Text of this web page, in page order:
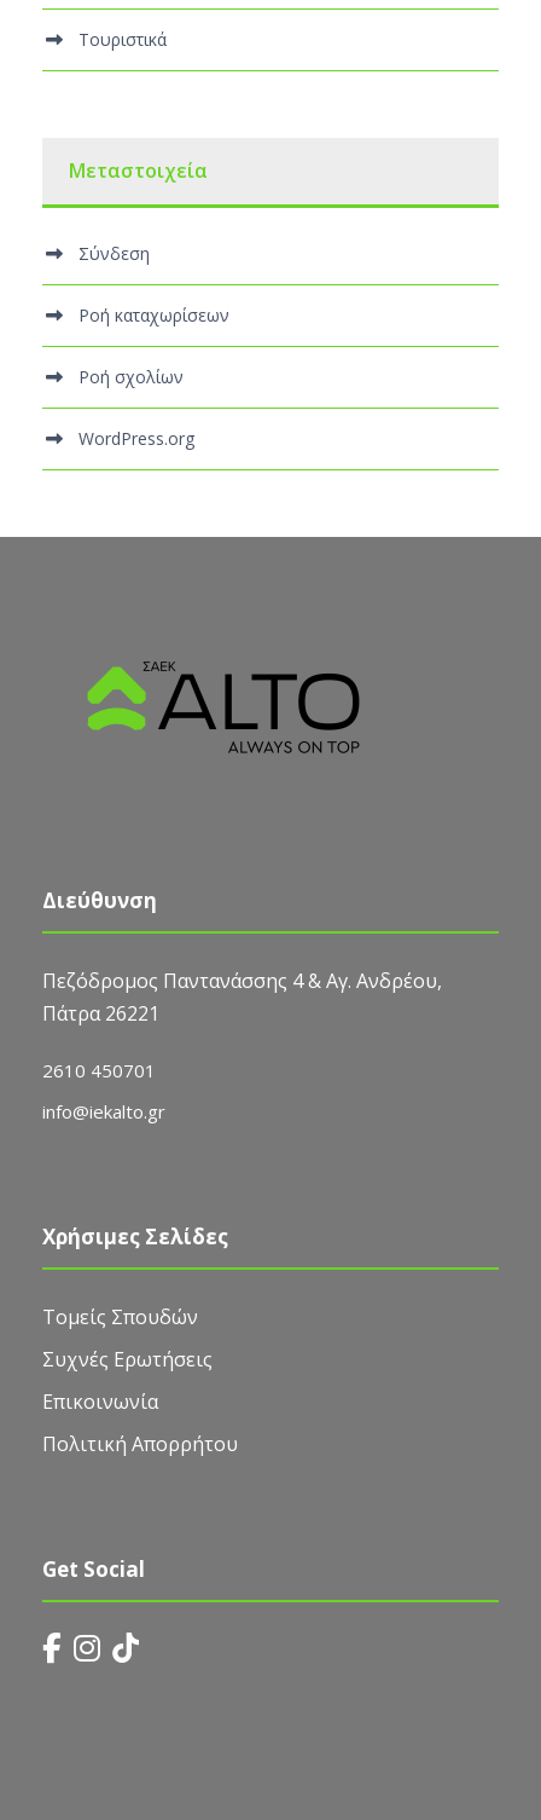
Τουριστικά
Μεταστοιχεία
Σύνδεση
Ροή καταχωρίσεων
Ροή σχολίων
WordPress.org
Διεύθυνση
Πεζόδρομος Παντανάσσης 4 & Αγ. Ανδρέου,
Πάτρα 26221
2610 450701
info@iekalto.gr
Χρήσιμες Σελίδες
Τομείς Σπουδών
Συχνές Ερωτήσεις
Επικοινωνία
Πολιτική Απορρήτου
Get Social